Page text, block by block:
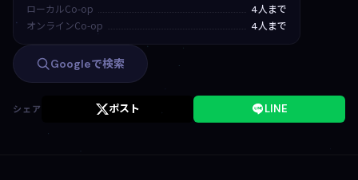
ローカルCo-op 4人まで
オンラインCo-op 4人まで
Googleで検索
シェア ポスト LINE